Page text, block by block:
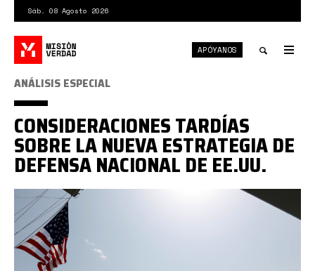
contenido
principal
Sáb. 08 Agosto 2026
APÓYANOS
portaaviones
gringos
ANÁLISIS ESPECIAL
CONSIDERACIONES TARDÍAS
SOBRE LA NUEVA ESTRATEGIA DE
DEFENSA NACIONAL DE EE.UU.